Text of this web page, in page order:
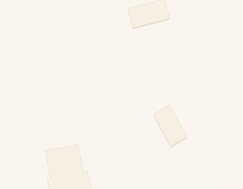
ciclicamente riproposto dai suoi
gli sforzi di tre generazioni,
maturi e ha cominciato la
così questo progetto che non
dove alle quattro camere è stato